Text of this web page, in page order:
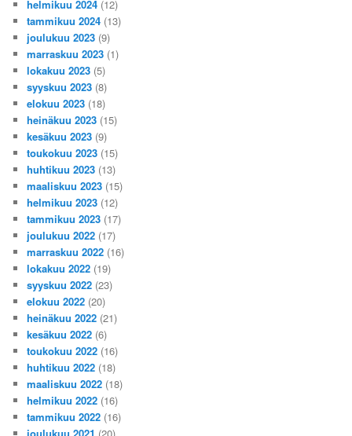
helmikuu 2024 (12)
tammikuu 2024 (13)
joulukuu 2023 (9)
marraskuu 2023 (1)
lokakuu 2023 (5)
syyskuu 2023 (8)
elokuu 2023 (18)
heinäkuu 2023 (15)
kesäkuu 2023 (9)
toukokuu 2023 (15)
huhtikuu 2023 (13)
maaliskuu 2023 (15)
helmikuu 2023 (12)
tammikuu 2023 (17)
joulukuu 2022 (17)
marraskuu 2022 (16)
lokakuu 2022 (19)
syyskuu 2022 (23)
elokuu 2022 (20)
heinäkuu 2022 (21)
kesäkuu 2022 (6)
toukokuu 2022 (16)
huhtikuu 2022 (18)
maaliskuu 2022 (18)
helmikuu 2022 (16)
tammikuu 2022 (16)